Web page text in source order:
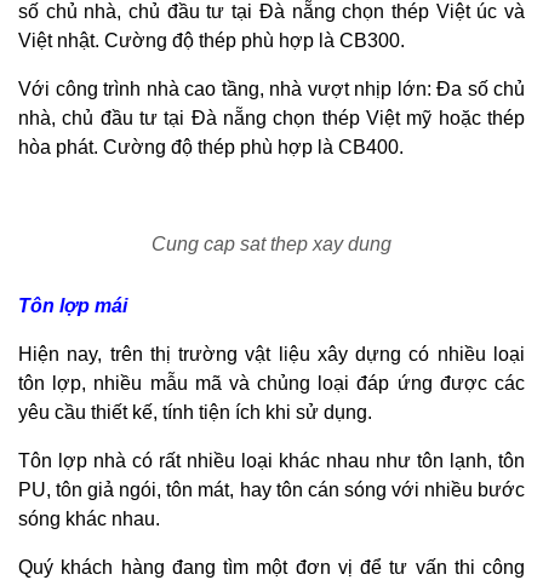
số chủ nhà, chủ đầu tư tại Đà nẵng chọn thép Việt úc và
Việt nhật. Cường độ thép phù hợp là CB300.
Với công trình nhà cao tầng, nhà vượt nhịp lớn: Đa số chủ
nhà, chủ đầu tư tại Đà nẵng chọn thép Việt mỹ hoặc thép
hòa phát. Cường độ thép phù hợp là CB400.
Cung cap sat thep xay dung
Tôn lợp mái
Hiện nay, trên thị trường vật liệu xây dựng có nhiều loại
tôn lợp, nhiều mẫu mã và chủng loại đáp ứng được các
yêu cầu thiết kế, tính tiện ích khi sử dụng.
Tôn lợp nhà có rất nhiều loại khác nhau như tôn lạnh, tôn
PU, tôn giả ngói, tôn mát, hay tôn cán sóng với nhiều bước
sóng khác nhau.
Quý khách hàng đang tìm một đơn vị để tư vấn thi công